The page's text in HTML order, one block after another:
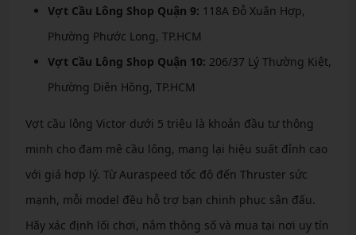
Vợt Cầu Lông Shop Quận 9: 118A Đỗ Xuân Hợp,
Phường Phước Long, TP.HCM
Vợt Cầu Lông Shop Quận 10: 206/37 Lý Thường Kiệt,
Phường Diên Hồng, TP.HCM
Vợt cầu lông Victor dưới 5 triệu là khoản đầu tư thông
minh cho đam mê cầu lông, mang lại hiệu suất đỉnh cao
với giá hợp lý. Từ Auraspeed tốc độ đến Thruster sức
mạnh, mỗi model đều hỗ trợ bạn chinh phục sân đấu.
Hãy xác định lối chơi, nắm thông số và mua tại nơi uy tín